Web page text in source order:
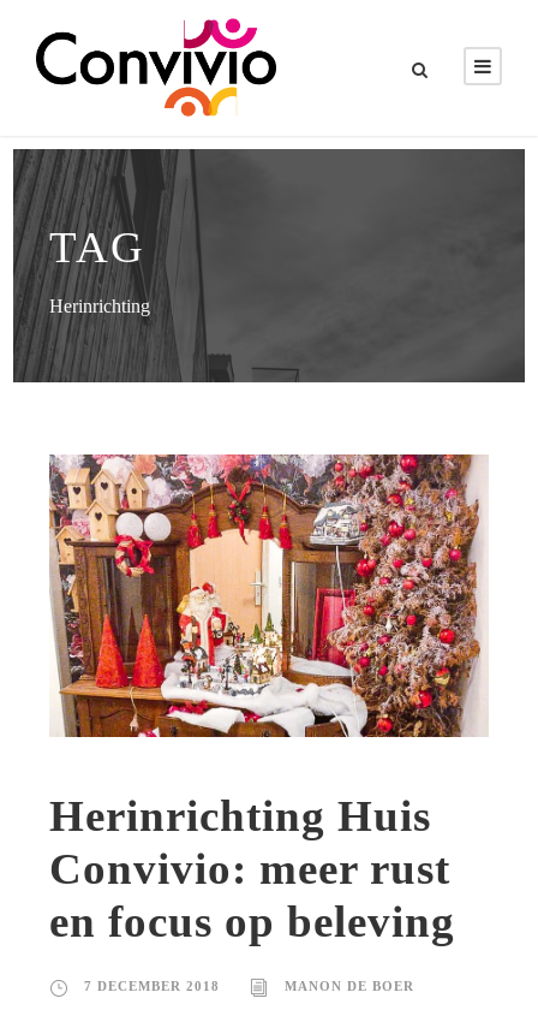
TAG
Herinrichting
Herinrichting Huis
Convivio: meer rust
en focus op beleving
7 DECEMBER 2018 MANON DE BOER